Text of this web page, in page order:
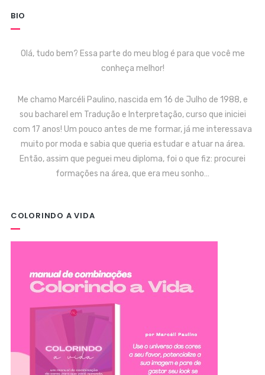
BIO
Olá, tudo bem? Essa parte do meu blog é para que você me
conheça melhor!
Me chamo Marcéli Paulino, nascida em 16 de Julho de 1988, e
sou bacharel em Tradução e Interpretação, curso que iniciei
com 17 anos! Um pouco antes de me formar, já me interessava
muito por moda e sabia que queria estudar e atuar na área.
Então, assim que peguei meu diploma, foi o que fiz: procurei
formações na área, que era meu sonho…
COLORINDO A VIDA